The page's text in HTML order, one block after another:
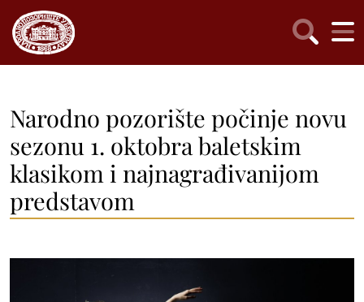
Narodno pozorište počinje novu
sezonu 1. oktobra baletskim
klasikom i najnagrađivanijom
predstavom